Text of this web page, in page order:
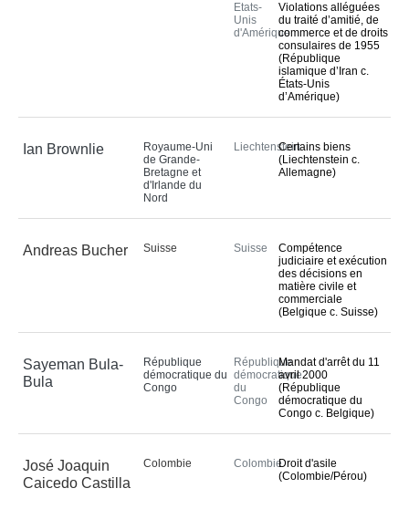
Etats-
Unis
d'Amérique
Violations alléguées
du traité d’amitié, de
commerce et de droits
consulaires de 1955
(République
islamique d’Iran c.
États-Unis
d’Amérique)
Ian Brownlie
Royaume-Uni
de Grande-
Bretagne et
d'Irlande du
Nord
LiechtensteinCertains biens
(Liechtenstein c.
Allemagne)
Andreas Bucher Suisse Suisse
Compétence
judiciaire et exécution
des décisions en
matière civile et
commerciale
(Belgique c. Suisse)
Sayeman Bula-
Bula
République
démocratique du
Congo
République
démocratique
du
Congo
Mandat d'arrêt du 11
avril 2000
(République
démocratique du
Congo c. Belgique)
José Joaquin
Caicedo Castilla
Colombie ColombieDroit d'asile
(Colombie/Pérou)